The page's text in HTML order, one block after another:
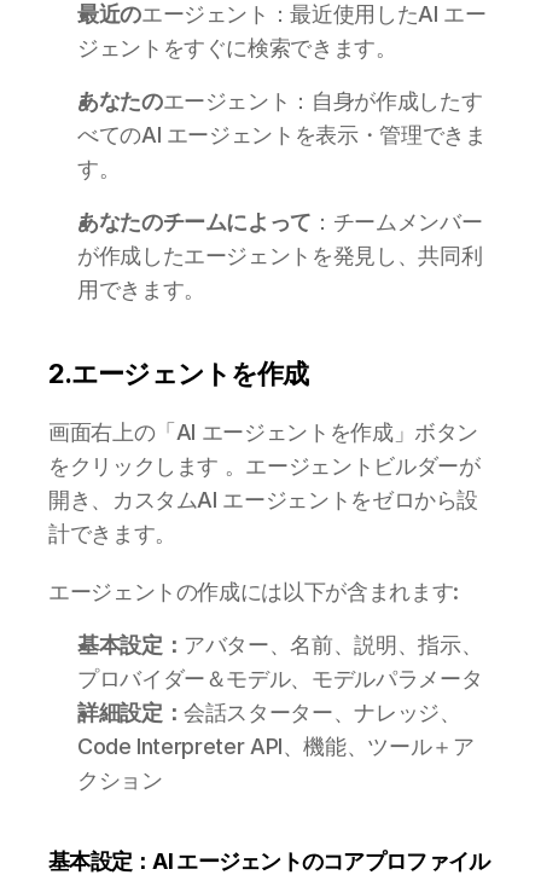
最近のエージェント：最近使用したAI エー
ジェントをすぐに検索できます。
あなたのエージェント：自身が作成したす
べてのAI エージェントを表示・管理できま
す。
あなたのチームによって ：チームメンバー
が作成したエージェントを発見し、共同利
用できます。
2.エージェントを作成
画面右上の「AI エージェントを作成」ボタン
をクリックします 。エージェントビルダーが
開き、カスタムAI エージェントをゼロから設
計できます。
エージェントの作成には以下が含まれます:
基本設定： アバター、名前、説明、指示、
プロバイダー＆モデル、モデルパラメータ
詳細設定：会話スターター、ナレッジ、
Code Interpreter API、機能、ツール＋ア
クション
基本設定：AI エージェントのコアプロファイル